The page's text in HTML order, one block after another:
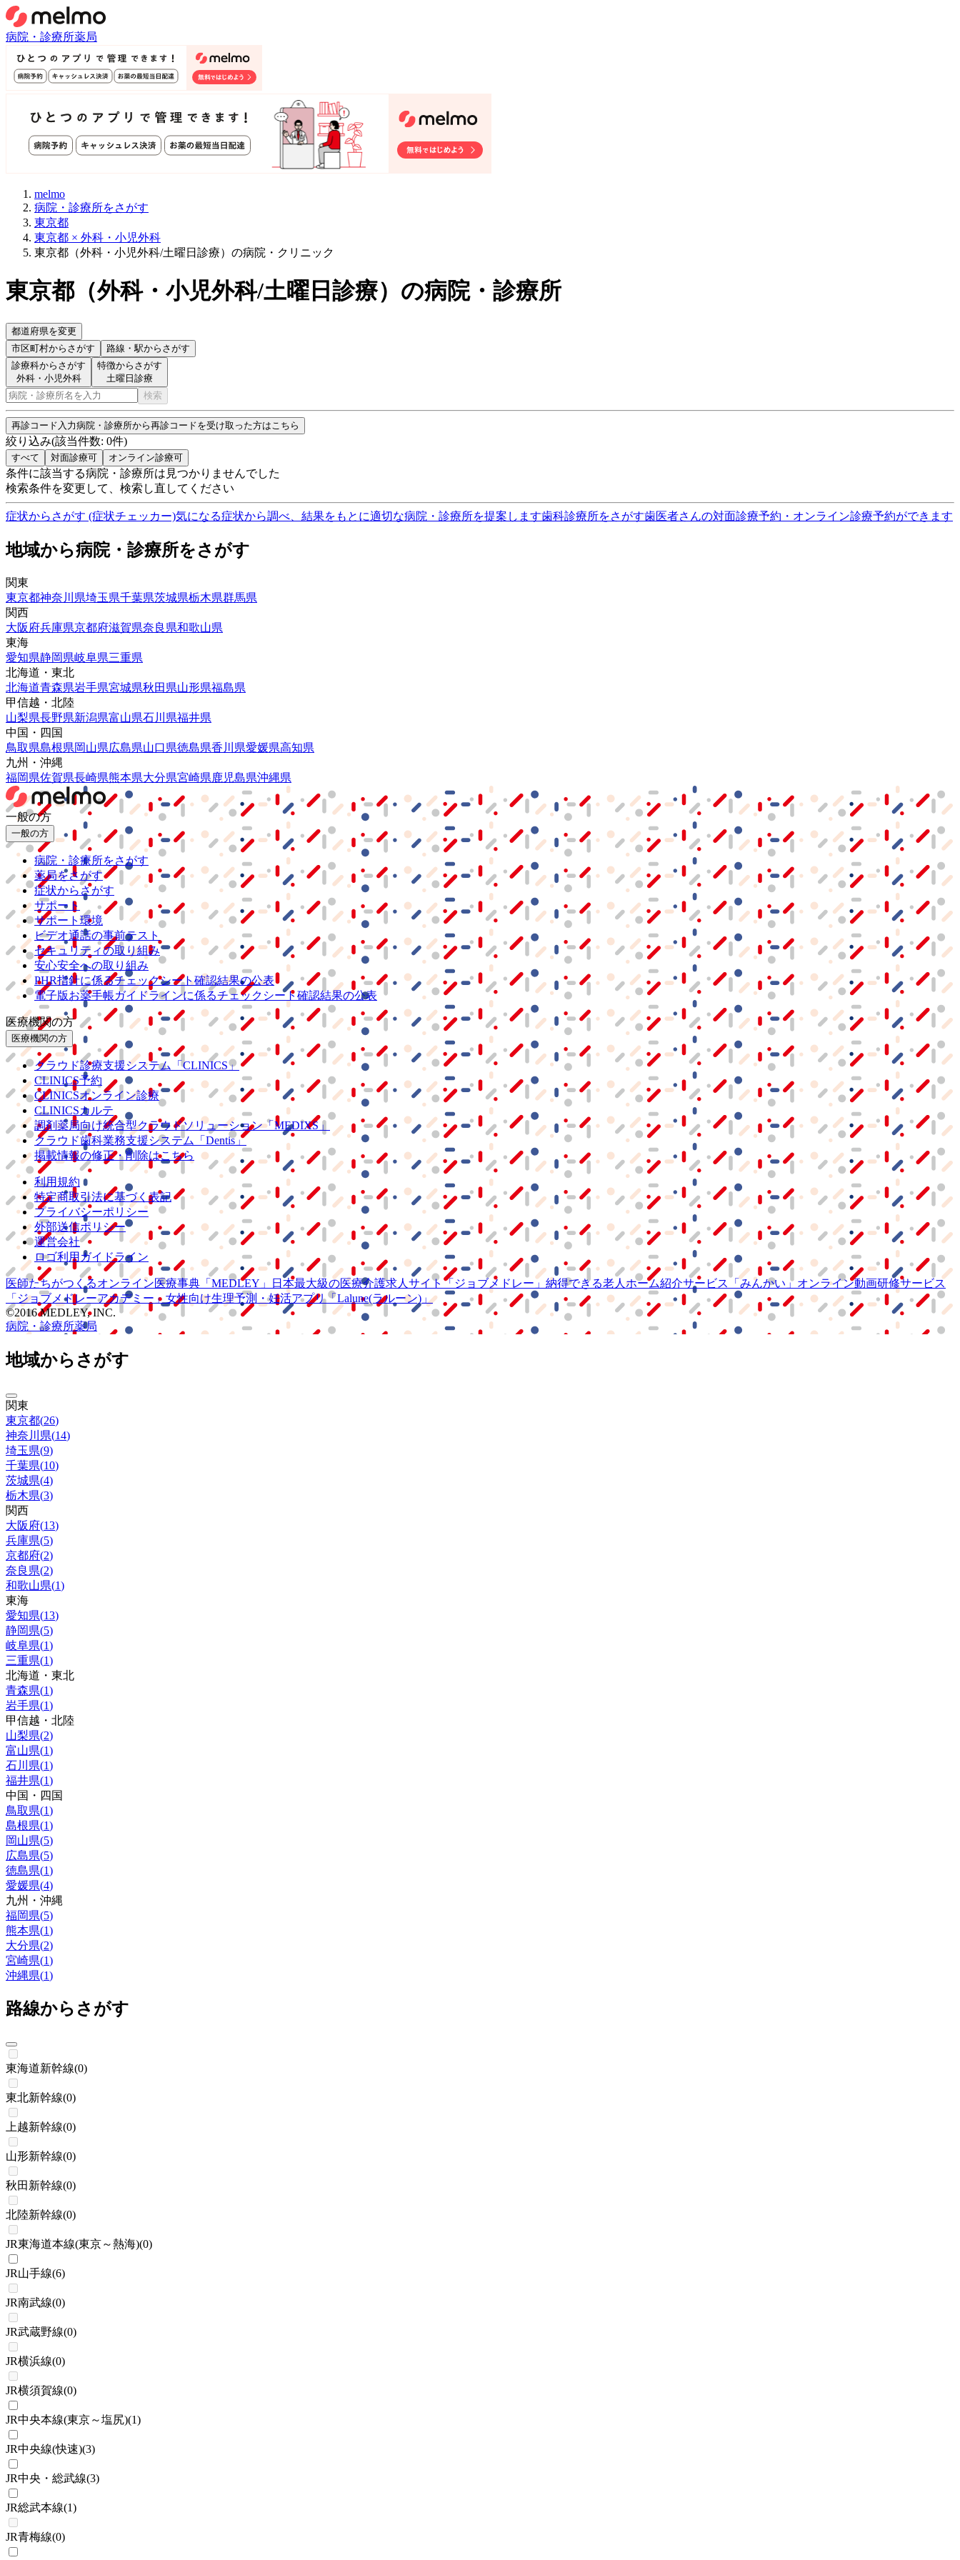
病院・診療所薬局
melmo
病院・診療所をさがす
東京都
東京都 × 外科・小児外科
東京都（外科・小児外科/土曜日診療）の病院・クリニック
東京都（外科・小児外科/土曜日診療） の病院・診療所
都道府県を変更
市区町村からさがす 路線・駅からさがす
診療科からさがす
外科・小児外科
特徴からさがす
土曜日診療
検索
再診コード入力病院・診療所から再診コードを受け取った方はこちら
絞り込み(該当件数: 0件)
すべて 対面診療可 オンライン診療可
条件に該当する病院・診療所は見つかりませんでした
検索条件を変更して、検索し直してください
症状からさがす (症状チェッカー)気になる症状から調べ、結果をもとに適切な病院・診療所を提案します歯科診療所をさがす歯医者さんの対面診療予約・オンライン診療予約ができます
地域から病院・診療所をさがす
関東
東京都神奈川県埼玉県千葉県茨城県栃木県群馬県
関西
大阪府兵庫県京都府滋賀県奈良県和歌山県
東海
愛知県静岡県岐阜県三重県
北海道・東北
北海道青森県岩手県宮城県秋田県山形県福島県
甲信越・北陸
山梨県長野県新潟県富山県石川県福井県
中国・四国
鳥取県島根県岡山県広島県山口県徳島県香川県愛媛県高知県
九州・沖縄
福岡県佐賀県長崎県熊本県大分県宮崎県鹿児島県沖縄県
一般の方
一般の方
病院・診療所をさがす
薬局をさがす
症状からさがす
サポート
サポート環境
ビデオ通話の事前テスト
セキュリティの取り組み
安心安全への取り組み
PHR指針に係るチェックシート確認結果の公表
電子版お薬手帳ガイドラインに係るチェックシート確認結果の公表
医療機関の方
医療機関の方
クラウド診療支援システム
「CLINICS」
CLINICS予約
CLINICSオンライン診療
CLINICSカルテ
調剤薬局向け統合型クラウドソリューション「MEDIXS」
クラウド歯科業務支援システム
「Dentis」
掲載情報の修正・削除はこちら
利用規約
特定商取引法に基づく表記
プライバシーポリシー
外部送信ポリシー
運営会社
ロゴ利用ガイドライン
医師たちがつくるオンライン医療事典 「MEDLEY」 日本最大級の医療介護求人サイト 「ジョブメドレー」 納得できる老人ホーム紹介サービス 「みんかい」 オンライン動画研修サービス
「ジョブメドレーアカデミー」 女性向け生理予測・妊活アプリ「Lalune(ラルーン)」
©2016 MEDLEY, INC.
病院・診療所薬局
地域からさがす
関東
東京都(26)
神奈川県(14)
埼玉県(9)
千葉県(10)
茨城県(4)
栃木県(3)
関西
大阪府(13)
兵庫県(5)
京都府(2)
奈良県(2)
和歌山県(1)
東海
愛知県(13)
静岡県(5)
岐阜県(1)
三重県(1)
北海道・東北
青森県(1)
岩手県(1)
甲信越・北陸
山梨県(2)
富山県(1)
石川県(1)
福井県(1)
中国・四国
鳥取県(1)
島根県(1)
岡山県(5)
広島県(5)
徳島県(1)
愛媛県(4)
九州・沖縄
福岡県(5)
熊本県(1)
大分県(2)
宮崎県(1)
沖縄県(1)
路線からさがす
東海道新幹線(0)
東北新幹線(0)
上越新幹線(0)
山形新幹線(0)
秋田新幹線(0)
北陸新幹線(0)
JR東海道本線(東京～熱海)(0)
JR山手線(6)
JR南武線(0)
JR武蔵野線(0)
JR横浜線(0)
JR横須賀線(0)
JR中央本線(東京～塩尻)(1)
JR中央線(快速)(3)
JR中央・総武線(3)
JR総武本線(1)
JR青梅線(0)